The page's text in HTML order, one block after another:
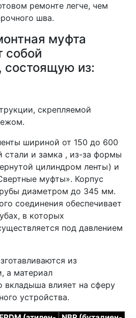
ремонте легче, чем
шва.
муфта
собой
состоящую из:
скрепляемой
шириной от 150 до 600
и замка , из-за формы
цилиндром ленты) и
муфты». Корпус
диаметром до 345 мм.
соединения обеспечивает
в которых
под давлением
из
а материал
вкладыша влияет на сферу
устройства.